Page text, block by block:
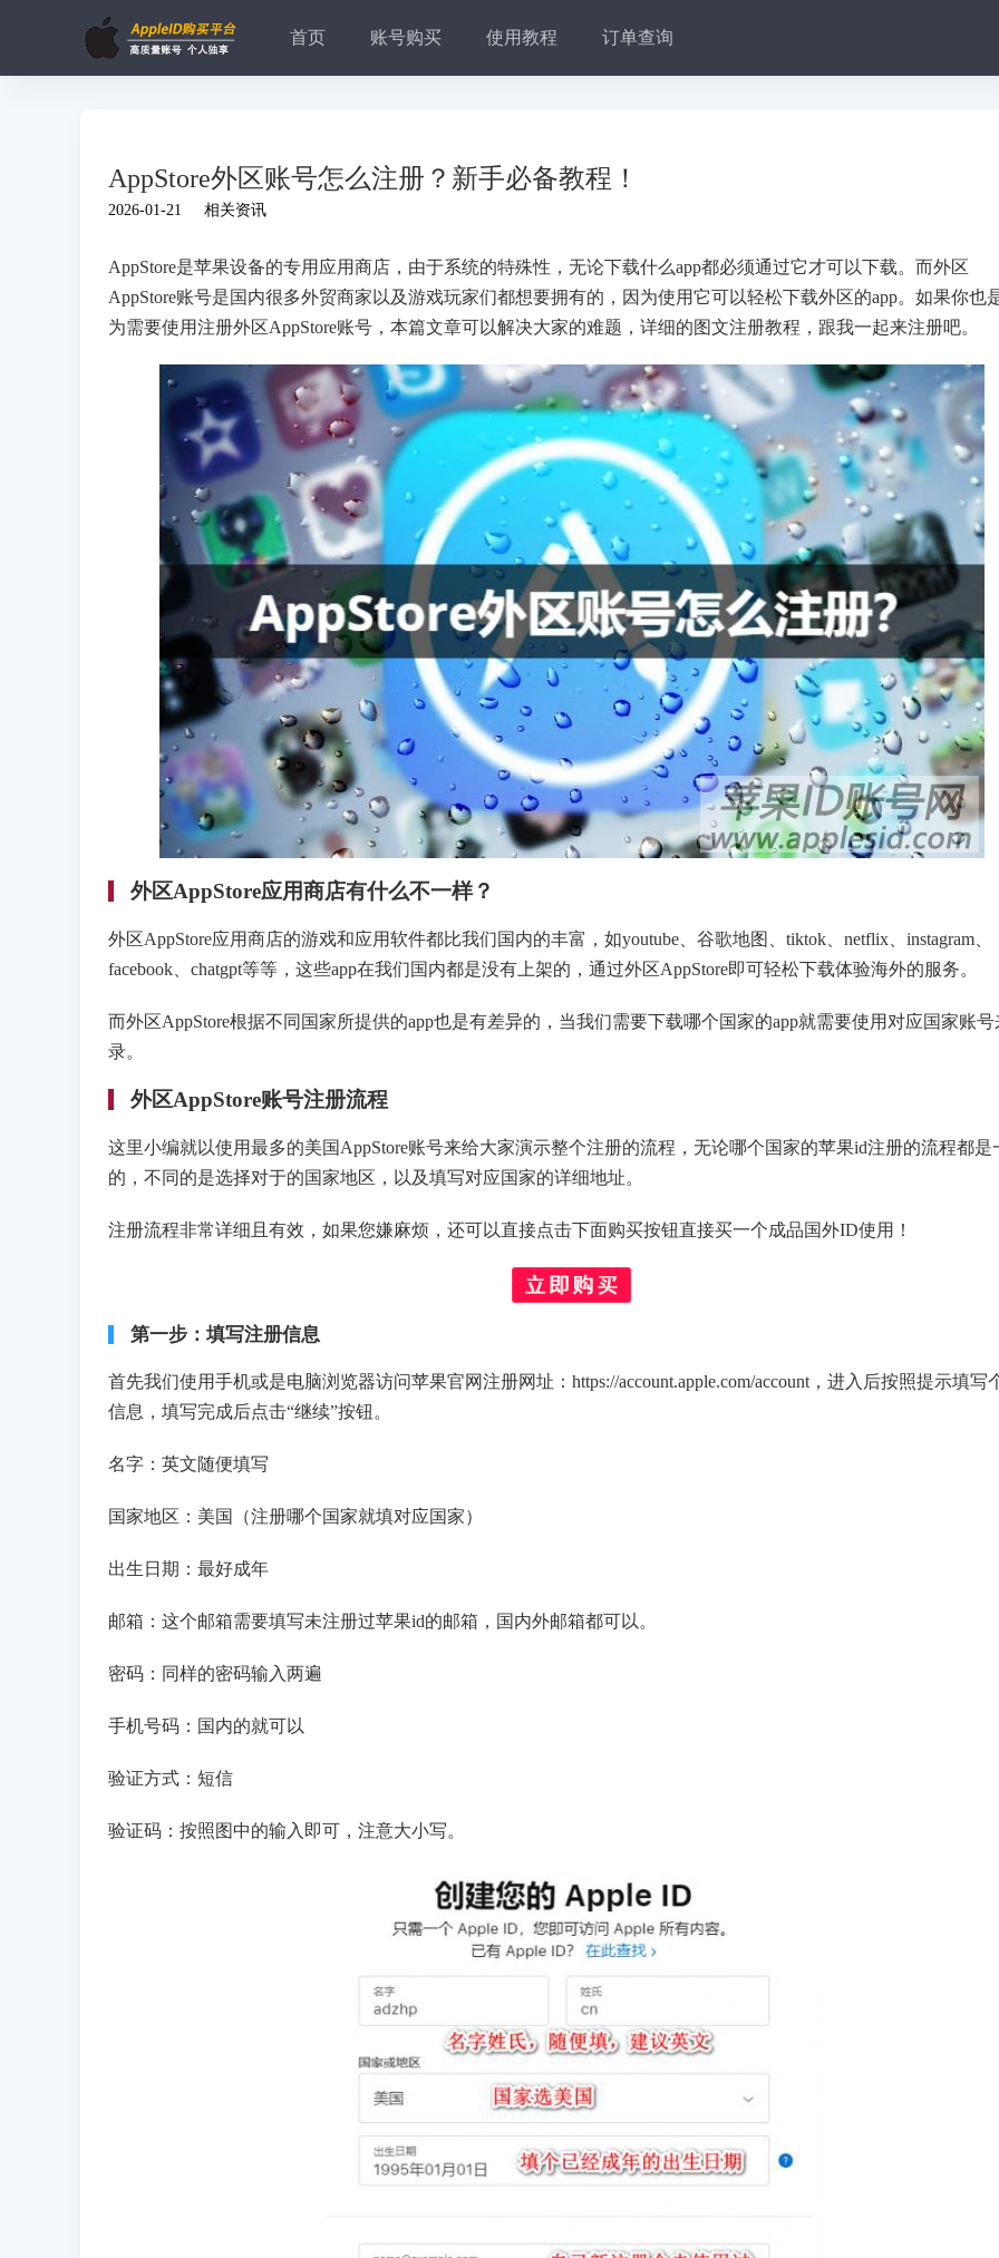
首页 账号购买 使用教程 订单查询
AppStore外区账号怎么注册？新手必备教程！
2026-01-21 相关资讯
AppStore是苹果设备的专用应用商店，由于系统的特殊性，无论下载什么app都必须通过它才可以下载。而外区
AppStore账号是国内很多外贸商家以及游戏玩家们都想要拥有的，因为使用它可以轻松下载外区的app。如果你也
为需要使用注册外区AppStore账号，本篇文章可以解决大家的难题，详细的图文注册教程，跟我一起来注册吧。
外区AppStore应用商店有什么不一样？
外区AppStore应用商店的游戏和应用软件都比我们国内的丰富，如youtube、谷歌地图、tiktok、netflix、instagram、
facebook、chatgpt等等，这些app在我们国内都是没有上架的，通过外区AppStore即可轻松下载体验海外的服务。
而外区AppStore根据不同国家所提供的app也是有差异的，当我们需要下载哪个国家的app就需要使用对应国家账号
录。
外区AppStore账号注册流程
这里小编就以使用最多的美国AppStore账号来给大家演示整个注册的流程，无论哪个国家的苹果id注册的流程都是
的，不同的是选择对于的国家地区，以及填写对应国家的详细地址。
注册流程非常详细且有效，如果您嫌麻烦，还可以直接点击下面购买按钮直接买一个成品国外ID使用！
第一步：填写注册信息
首先我们使用手机或是电脑浏览器访问苹果官网注册网址：https://account.apple.com/account，进入后按照提示填写
信息，填写完成后点击“继续”按钮。
名字：英文随便填写
国家地区：美国（注册哪个国家就填对应国家）
出生日期：最好成年
邮箱：这个邮箱需要填写未注册过苹果id的邮箱，国内外邮箱都可以。
密码：同样的密码输入两遍
手机号码：国内的就可以
验证方式：短信
验证码：按照图中的输入即可，注意大小写。